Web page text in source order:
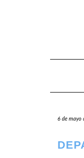
6 de mayo